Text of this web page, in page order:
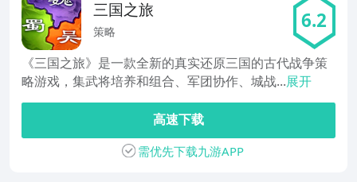
三国之旅
策略 6.2
《三国之旅》是一款全新的真实还原三国的古代战争策
略游戏，集武将培养和组合、军团协作、城战...展开
高速下载
需优先下载九游APP